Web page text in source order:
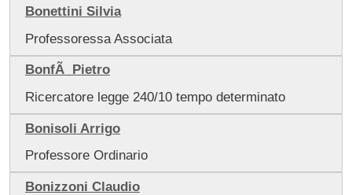
Bonettini Silvia
Professoressa Associata
BonfÃ Pietro
Ricercatore legge 240/10 tempo determinato
Bonisoli Arrigo
Professore Ordinario
Bonizzoni Claudio